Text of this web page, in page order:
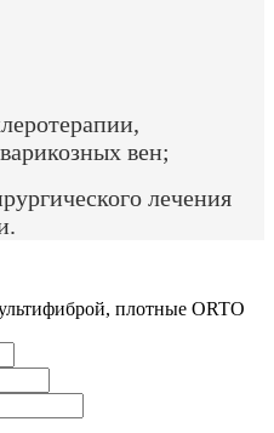
вен;
лечения
плотные ORTO